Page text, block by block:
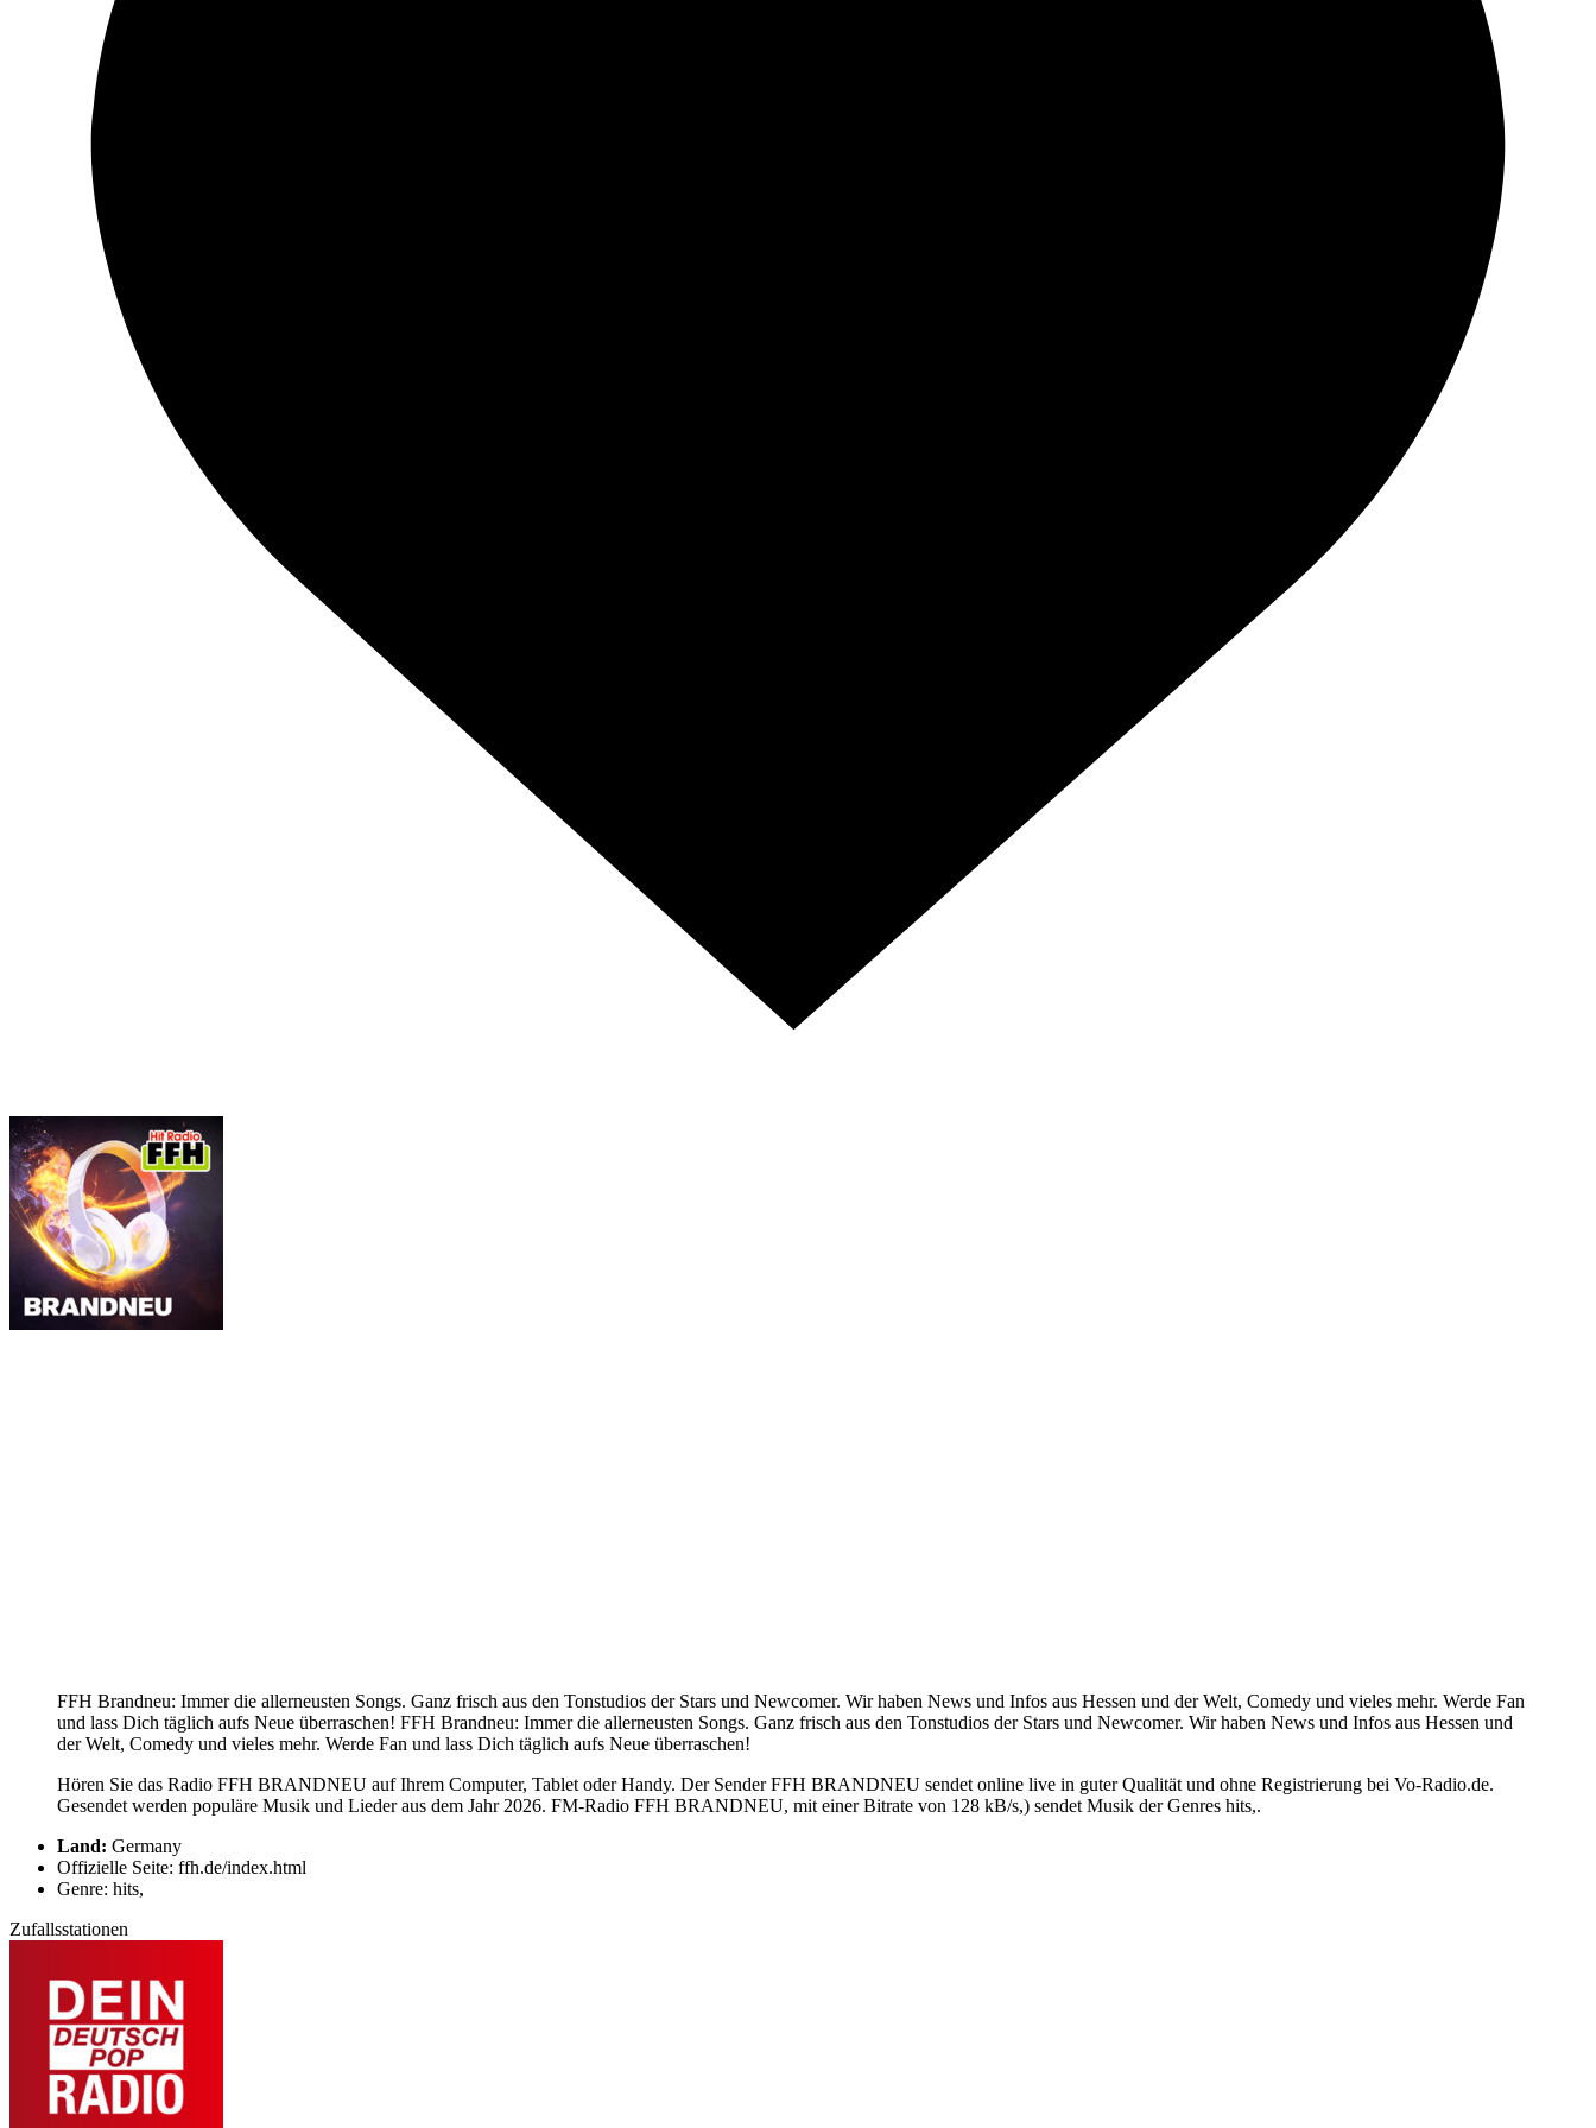
FFH Brandneu: Immer die allerneusten Songs. Ganz frisch aus den Tonstudios der Stars und Newcomer. Wir haben News und Infos aus Hessen und der Welt, Comedy und vieles mehr. Werde Fan
und lass Dich täglich aufs Neue überraschen! FFH Brandneu: Immer die allerneusten Songs. Ganz frisch aus den Tonstudios der Stars und Newcomer. Wir haben News und Infos aus Hessen und
der Welt, Comedy und vieles mehr. Werde Fan und lass Dich täglich aufs Neue überraschen!
Hören Sie das Radio FFH BRANDNEU auf Ihrem Computer, Tablet oder Handy. Der Sender FFH BRANDNEU sendet online live in guter Qualität und ohne Registrierung bei Vo-Radio.de.
Gesendet werden populäre Musik und Lieder aus dem Jahr 2026. FM-Radio FFH BRANDNEU, mit einer Bitrate von 128 kB/s,) sendet Musik der Genres hits,.
Land: Germany
Offizielle Seite: ffh.de/index.html
Genre: hits,
Zufallsstationen